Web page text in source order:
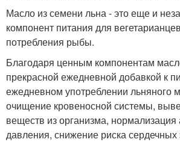
Масло из семени льна - это еще и
компонент питания для
потребления рыбы.
Благодаря ценным компонентам
прекрасной ежедневной добавкой к
ежедневном употреблении льняного
очищение кровеносной системы,
веществ из организма, нормализация
давления, снижение риска сердечных